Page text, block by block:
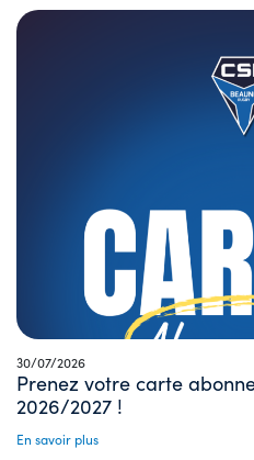
30/07/2026
Prenez votre carte
2026/2027 !
En savoir plus